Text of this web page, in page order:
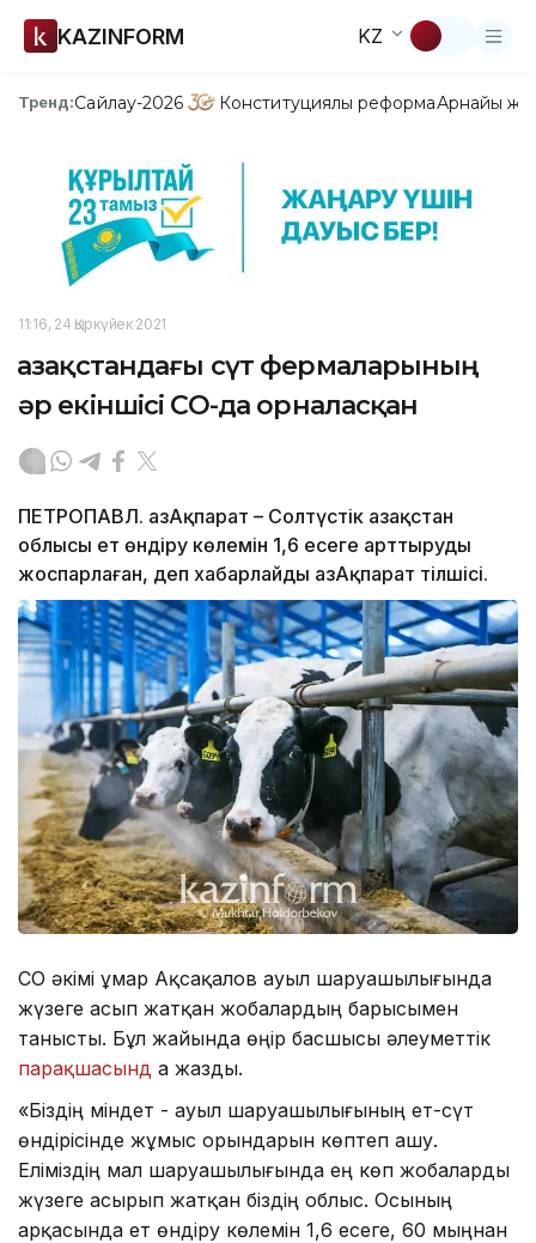
KAZINFORM KZ
Тренд:Сайлау-2026 Конституциялық реформаАрнайы
11:16, 24 Қыркүйек 2021
Қазақстандағы сүт фермаларының
әр екіншісі СҚО-да орналасқан
ПЕТРОПАВЛ. ҚазАқпарат – Солтүстік Қазақстан
облысы ет өндіру көлемін 1,6 есеге арттыруды
жоспарлаған, деп хабарлайды ҚазАқпарат тілшісі.
СҚО әкімі Құмар Ақсақалов ауыл шаруашылығында
жүзеге асып жатқан жобалардың барысымен
танысты. Бұл жайында өңір басшысы әлеуметтік
парақшасынд а жазды.
«Біздің міндет - ауыл шаруашылығының ет-сүт
өндірісінде жұмыс орындарын көптеп ашу.
Еліміздің мал шаруашылығында ең көп жобаларды
жүзеге асырып жатқан біздің облыс. Осының
арқасында ет өндіру көлемін 1,6 есеге, 60 мыңнан